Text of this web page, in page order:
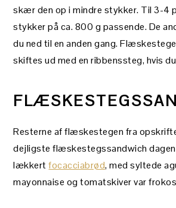
skær den op i mindre stykker. Til 3-4
stykker på ca. 800 g passende. De
du ned til en anden gang.
skiftes ud med en ribbenssteg, hvis
Resterne af flæskestegen fra
dejligste flæskestegssandwich
lækkertfocacciabrød, med syltede
mayonnaise og tomatskiver var